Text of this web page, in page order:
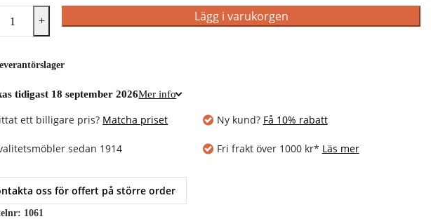
+ Lägg i varukorgen
tidigast 18 september 2026Mer info
ett billigare pris? Matcha priset Ny kund? Få 10% rabatt
sedan 1914 Fri frakt över 1000 kr* Läs mer
oss för offert på större order
1061